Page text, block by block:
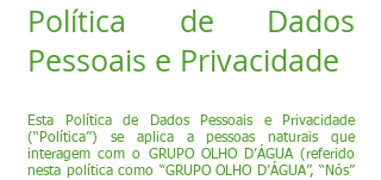
Política de Dados
Pessoais e Privacidade
Esta Política de Dados Pessoais e Privacidade
(“Política”) se aplica a pessoas naturais que
interagem com o GRUPO OLHO D’ÁGUA (referido
nesta política como “GRUPO OLHO D’ÁGUA”, “Nós”